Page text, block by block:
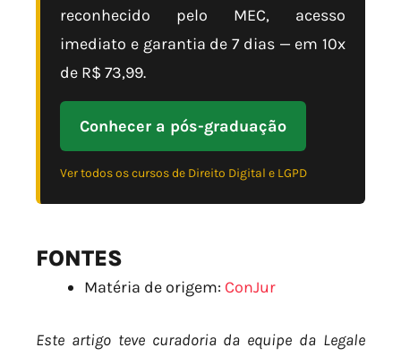
reconhecido pelo MEC, acesso
imediato e garantia de 7 dias — em 10x
de R$ 73,99.
Conhecer a pós-graduação
Ver todos os cursos de Direito Digital e LGPD
FONTES
Matéria de origem: ConJur
Este artigo teve curadoria da equipe da Legale